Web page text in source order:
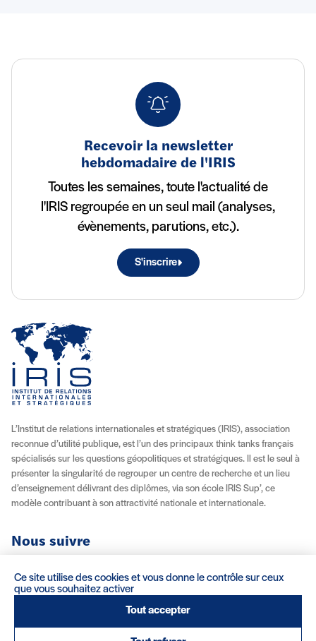
Recevoir la newsletter
hebdomadaire de l'IRIS
Toutes les semaines, toute l'actualité de
l'IRIS regroupée en un seul mail (analyses,
évènements, parutions, etc.).
S'inscrire
L’Institut de relations internationales et stratégiques (IRIS), association
reconnue d’utilité publique, est l’un des principaux think tanks français
spécialisés sur les questions géopolitiques et stratégiques. Il est le seul à
présenter la singularité de regrouper un centre de recherche et un lieu
d’enseignement délivrant des diplômes, via son école IRIS Sup’, ce
modèle contribuant à son attractivité nationale et internationale.
Nous suivre
YoutubeInstagramFacebookX (Twitter)
LinkedinFlux RSS
À propos
Recrutement Locations Contact
Ce site utilise des cookies et vous donne le contrôle sur ceux
que vous souhaitez activer
Tout accepter